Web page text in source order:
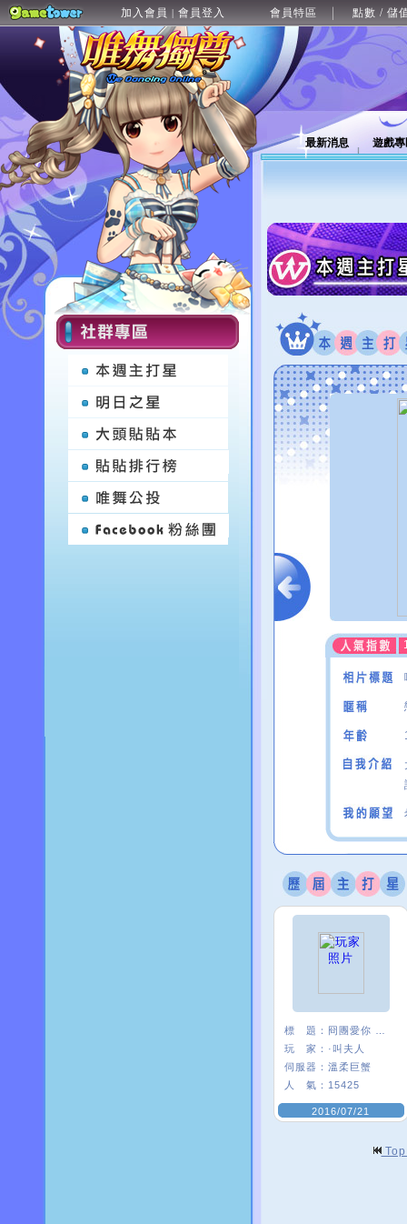
加入會員 | 會員登入 會員特區 點數 / 儲
最新消息 遊戲
標 題：
玩 家： ·叫夫人
伺服器： 溫柔巨蟹
人 氣： 15425
2016/07/21